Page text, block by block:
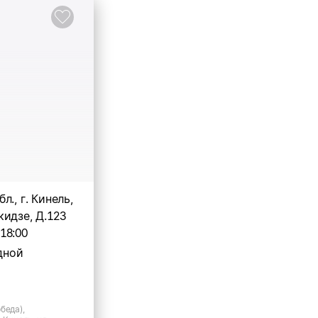
г. Кинель,
Д.123